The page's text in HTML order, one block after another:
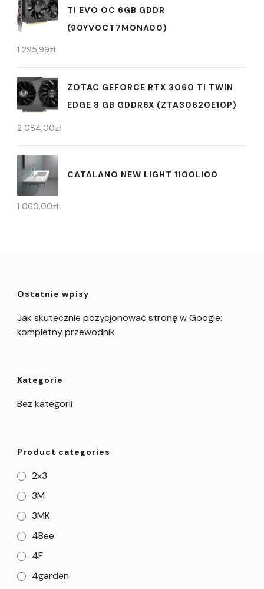
TI EVO OC 6GB GDDR
(90YV0CT7M0NA00)
1 295,99zł
ZOTAC GEFORCE RTX 3060 TI TWIN
EDGE 8 GB GDDR6X (ZTA30620E10P)
2 084,00zł
CATALANO NEW LIGHT 1100LI00
1 060,00zł
Ostatnie wpisy
Jak skutecznie pozycjonować stronę w Google:
kompletny przewodnik
Kategorie
Bez kategorii
Product categories
2x3
3M
3MK
4Bee
4F
4garden